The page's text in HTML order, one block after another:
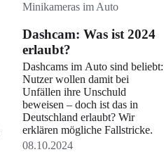
Minikameras im Auto
Dashcam: Was ist 2024
erlaubt?
Dashcams im Auto sind beliebt:
Nutzer wollen damit bei
Unfällen ihre Unschuld
beweisen – doch ist das in
Deutschland erlaubt? Wir
erklären mögliche Fallstricke.
08.10.2024